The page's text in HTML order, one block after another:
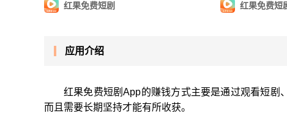
红果免费短剧 红果免费短
应用介绍
红果免费短剧App的赚钱方式主要是通过观看短剧
而且需要长期坚持才能有所收获。